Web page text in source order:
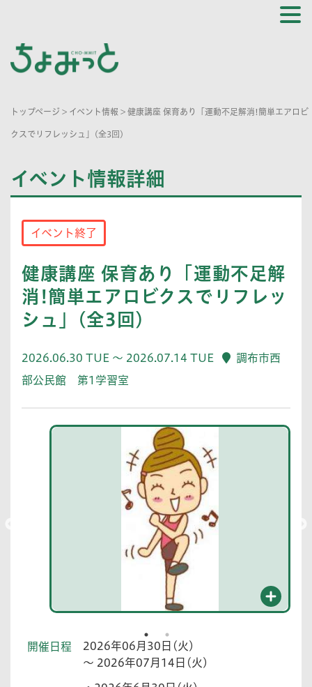
トップページ > イベント情報 > 健康講座 保育あり「運動不足解消!簡単エアロビ
クスでリフレッシュ」(全3回)
イベント情報詳細
イベント終了
健康講座 保育あり「運動不足解
消!簡単エアロビクスでリフレッ
シュ」(全3回)
2026.06.30 TUE ～ 2026.07.14 TUE
調布市西
部公民館 第1学習室
開催日程
2026年06月30日(火)
～ 2026年07月14日(火)